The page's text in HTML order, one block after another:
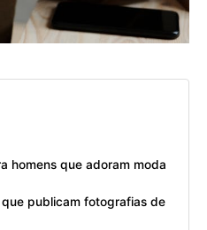
homens que adoram moda
publicam fotografias de